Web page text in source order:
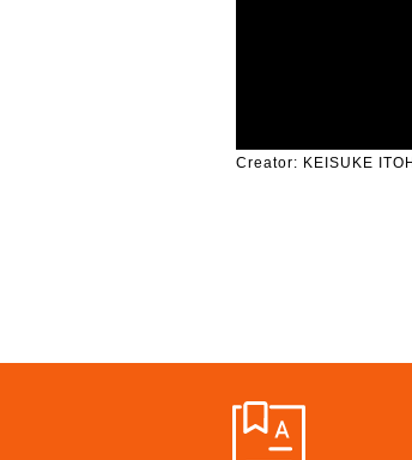
Creator: KEISUKE